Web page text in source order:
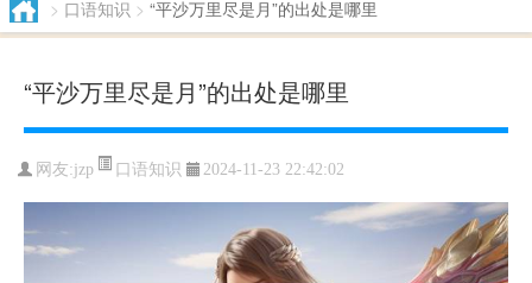
> 口语知识 > “平沙万里尽是月”的出处是哪里
“平沙万里尽是月”的出处是哪里
网友:jzp 口语知识 2024-11-23 22:42:02